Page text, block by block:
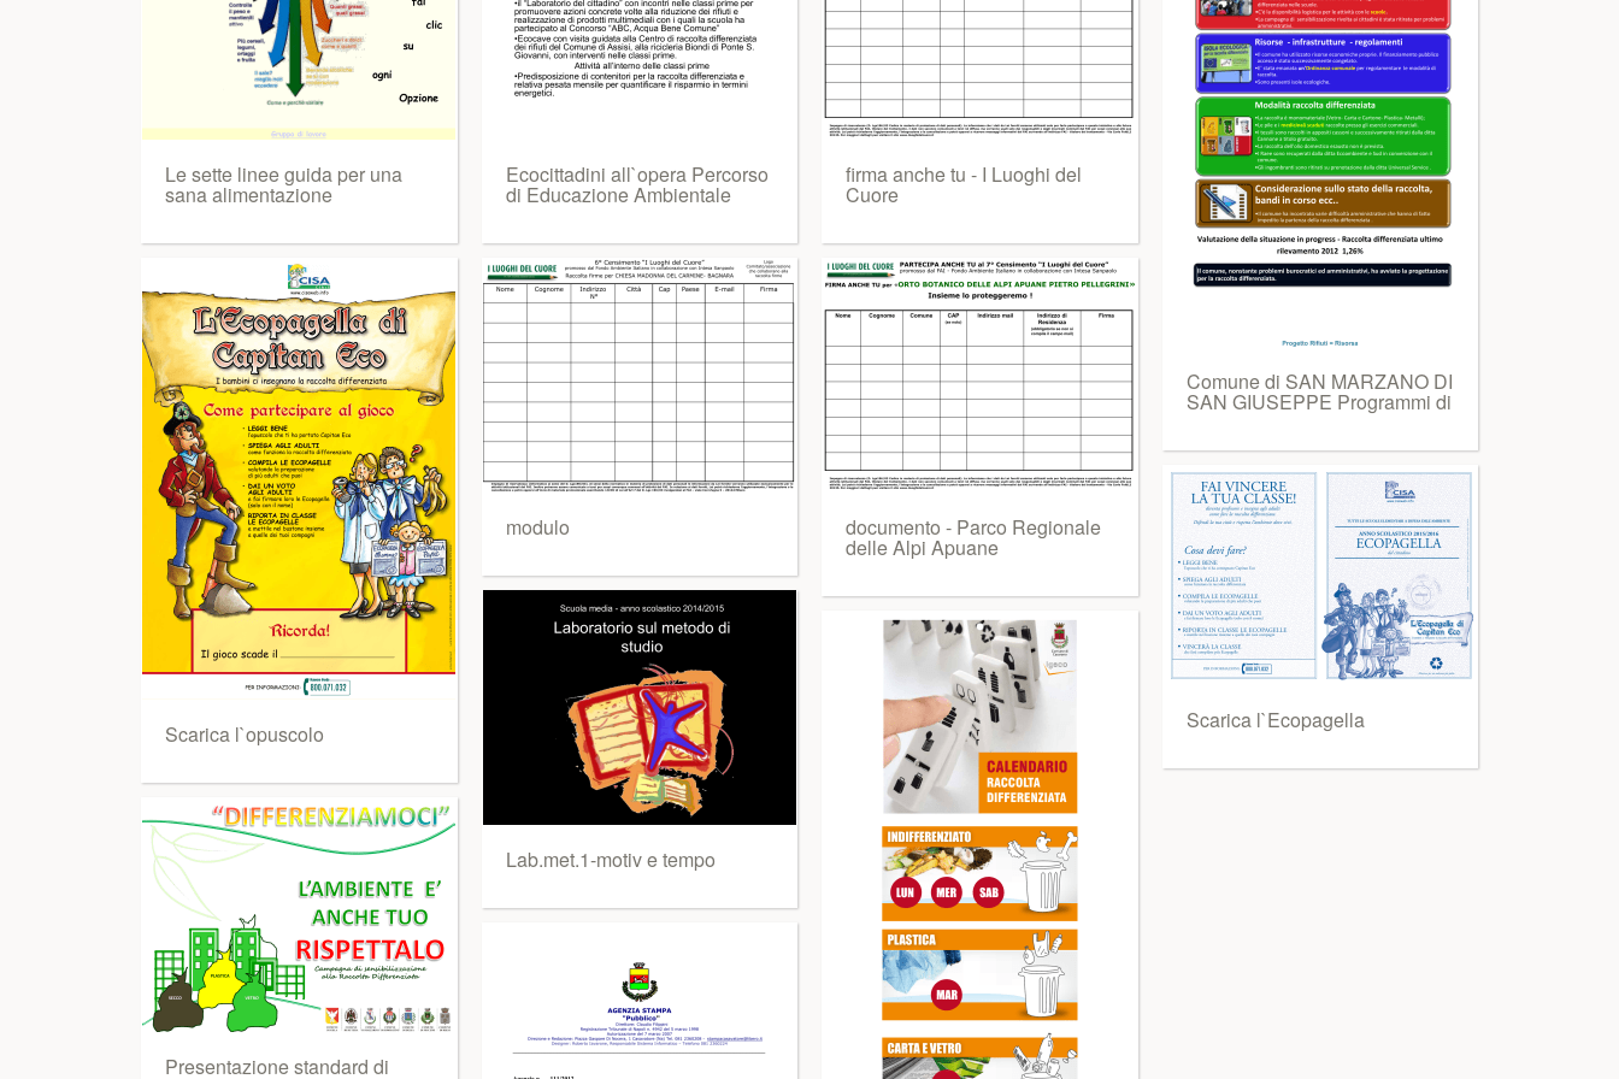
Le sette linee guida per una
sana alimentazione
Scarica l`opuscolo
Presentazione standard di
Ecocittadini all`opera Percorso
di Educazione Ambientale
modulo
Lab.met.1-motiv e tempo
firma anche tu - I Luoghi del
Cuore
documento - Parco Regionale
delle Alpi Apuane
Comune di SAN MARZANO DI
SAN GIUSEPPE Programmi di
Scarica l`Ecopagella